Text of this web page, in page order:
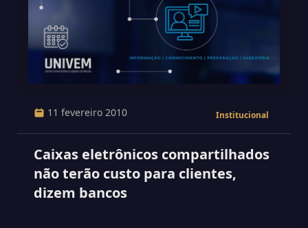
11 fevereiro 2010 Institucional
Caixas eletrônicos compartilhados
não terão custo para clientes,
dizem bancos